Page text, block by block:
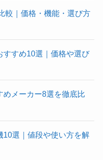
較｜価格・機能・選び方
すすめ10選｜価格や選び
めメーカー8選を徹底比
10選｜値段や使い方を解